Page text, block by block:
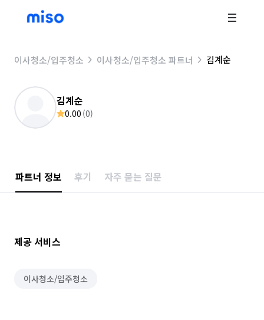
이사청소/입주청소 이사청소/입주청소 파트너 김계순
김계순
0.00 (0)
파트너 정보 후기 자주 묻는 질문
제공 서비스
이사청소/입주청소